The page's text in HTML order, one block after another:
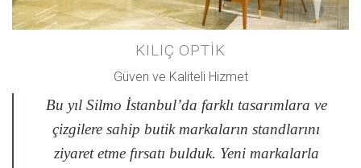
KILIÇ OPTİK
Güven ve Kaliteli Hizmet
Bu yıl Silmo İstanbul’da farklı tasarımlara ve
çizgilere sahip butik markaların standlarını
ziyaret etme fırsatı bulduk. Yeni markalarla